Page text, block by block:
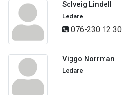
Solveig Lindell
Ledare
076-230 12 30
Viggo Norrman
Ledare